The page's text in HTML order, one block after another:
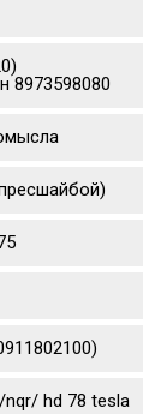
8973598080
nqr/ hd 78 tesla